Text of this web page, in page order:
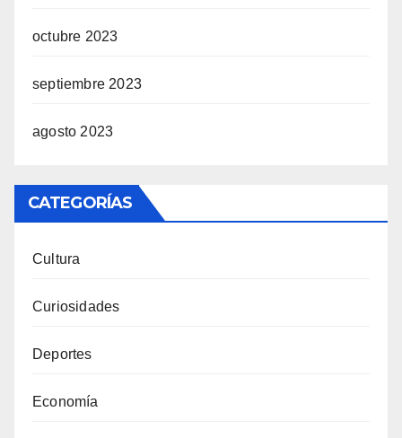
octubre 2023
septiembre 2023
agosto 2023
CATEGORÍAS
Cultura
Curiosidades
Deportes
Economía